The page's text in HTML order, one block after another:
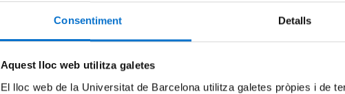
Consentiment Detalls
Aquest lloc web utilitza galetes
El lloc web de la Universitat de Barcelona utilitza galetes pròpies i de